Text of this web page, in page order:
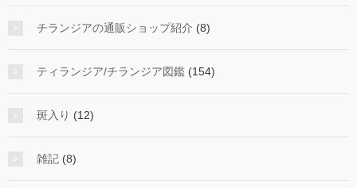
チランジアの通販ショップ紹介 (8)
ティランジア/チランジア図鑑 (154)
斑入り (12)
雑記 (8)